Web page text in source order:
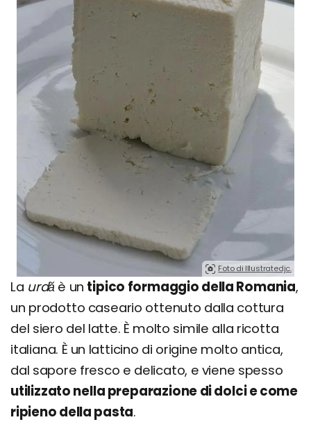
Foto di Illustratedjc.
La urdă è un tipico formaggio della Romania,
un prodotto caseario ottenuto dalla cottura
del siero del latte. È molto simile alla ricotta
italiana. È un latticino di origine molto antica,
dal sapore fresco e delicato, e viene spesso
utilizzato nella preparazione di dolci e come
ripieno della pasta.